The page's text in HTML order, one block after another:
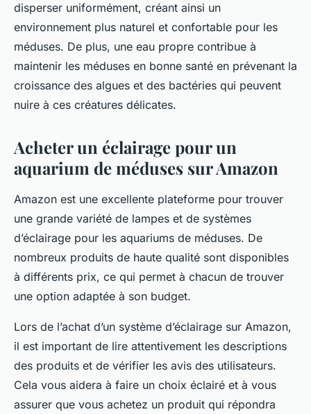
disperser uniformément, créant ainsi un
environnement plus naturel et confortable pour les
méduses. De plus, une eau propre contribue à
maintenir les méduses en bonne santé en prévenant la
croissance des algues et des bactéries qui peuvent
nuire à ces créatures délicates.
Acheter un éclairage pour un
aquarium de méduses sur Amazon
Amazon est une excellente plateforme pour trouver
une grande variété de lampes et de systèmes
d’éclairage pour les aquariums de méduses. De
nombreux produits de haute qualité sont disponibles
à différents prix, ce qui permet à chacun de trouver
une option adaptée à son budget.
Lors de l’achat d’un système d’éclairage sur Amazon,
il est important de lire attentivement les descriptions
des produits et de vérifier les avis des utilisateurs.
Cela vous aidera à faire un choix éclairé et à vous
assurer que vous achetez un produit qui répondra